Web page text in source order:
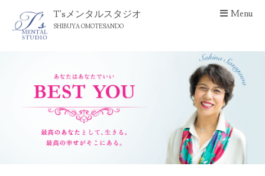
T'sメンタルスタジオ
SHIBUYA OMOTESANDO
Menu